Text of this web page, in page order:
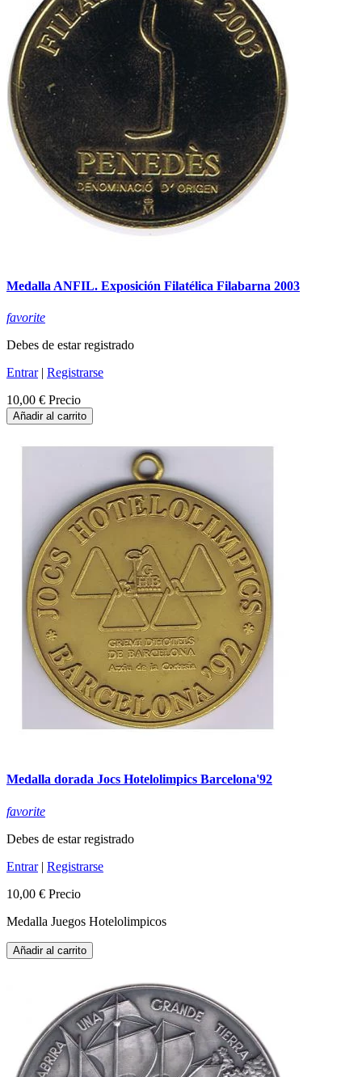
Medalla ANFIL. Exposición Filatélica Filabarna 2003
favorite
Debes de estar registrado
Entrar| Registrarse
10,00 € Precio
Añadir al carrito
Medalla dorada Jocs Hotelolimpics Barcelona'92
favorite
Debes de estar registrado
Entrar| Registrarse
10,00 € Precio
Medalla Juegos Hotelolimpicos
Añadir al carrito